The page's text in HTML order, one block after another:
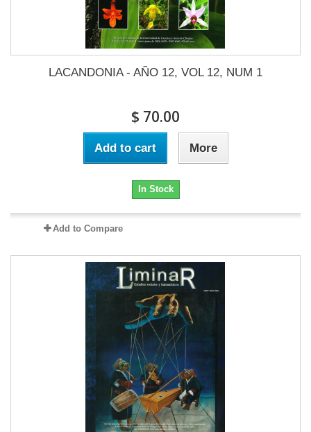
LACANDONIA - AÑO 12, VOL 12, NUM 1
$ 70.00
Add to cart More
In Stock
Add to Compare